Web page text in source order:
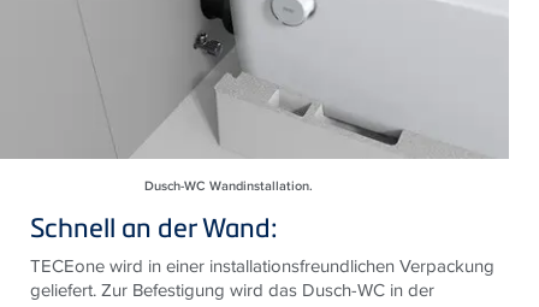
Dusch-WC Wandinstallation.
Schnell an der Wand:
TECEone wird in einer installationsfreundlichen Verpackung
geliefert. Zur Befestigung wird das Dusch-WC in der